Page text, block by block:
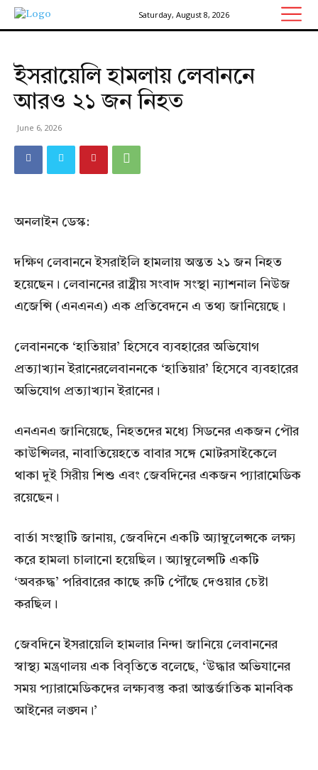
Saturday, August 8, 2026
ইসরায়েলি হামলায় লেবাননে
আরও ২১ জন নিহত
June 6, 2026
অনলাইন ডেস্ক:
দক্ষিণ লেবাননে ইসরাইলি হামলায় অন্তত ২১ জন নিহত
হয়েছেন। লেবাননের রাষ্ট্রীয় সংবাদ সংস্থা ন্যাশনাল নিউজ
এজেন্সি (এনএনএ) এক প্রতিবেদনে এ তথ্য জানিয়েছে।
লেবাননকে ‘হাতিয়ার’ হিসেবে ব্যবহারের অভিযোগ
প্রত্যাখ্যান ইরানেরলেবাননকে ‘হাতিয়ার’ হিসেবে ব্যবহারের
অভিযোগ প্রত্যাখ্যান ইরানের।
এনএনএ জানিয়েছে, নিহতদের মধ্যে সিডনের একজন পৌর
কাউন্সিলর, নাবাতিয়েহতে বাবার সঙ্গে মোটরসাইকেলে
থাকা দুই সিরীয় শিশু এবং জেবদিনের একজন প্যারামেডিক
রয়েছেন।
বার্তা সংস্থাটি জানায়, জেবদিনে একটি অ্যাম্বুলেন্সকে লক্ষ্য
করে হামলা চালানো হয়েছিল। অ্যাম্বুলেন্সটি একটি
‘অবরুদ্ধ’ পরিবারের কাছে রুটি পৌঁছে দেওয়ার চেষ্টা
করছিল।
জেবদিনে ইসরায়েলি হামলার নিন্দা জানিয়ে লেবাননের
স্বাস্থ্য মন্ত্রণালয় এক বিবৃতিতে বলেছে, ‘উদ্ধার অভিযানের
সময় প্যারামেডিকদের লক্ষ্যবস্তু করা আন্তর্জাতিক মানবিক
আইনের লঙ্ঘন।’